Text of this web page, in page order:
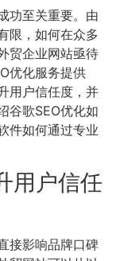
功至关重要。由
限，如何在众多
贸企业网站亟待
优化服务提供
用户信任度，并
谷歌SEO优化如
件如何通过专业
用户信任
接影响品牌口碑